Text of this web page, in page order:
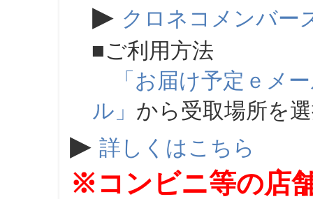
▶ クロネコメンバー
■ご利用方法
「お届け予定ｅメ
ル」 から受取場所を
▶ 詳しくはこちら
※コンビニ等の店